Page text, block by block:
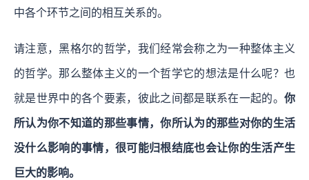
中各个环节之间的相互关系的。
请注意，黑格尔的哲学，我们经常会称之为一种整体主义
的哲学。那么整体主义的一个哲学它的想法是什么呢？也
就是世界中的各个要素，彼此之间都是联系在一起的。 你
所认为你不知道的那些事情，你所认为的那些对你的生活
没什么影响的事情，很可能归根结底也会让你的生活产生
巨大的影响。